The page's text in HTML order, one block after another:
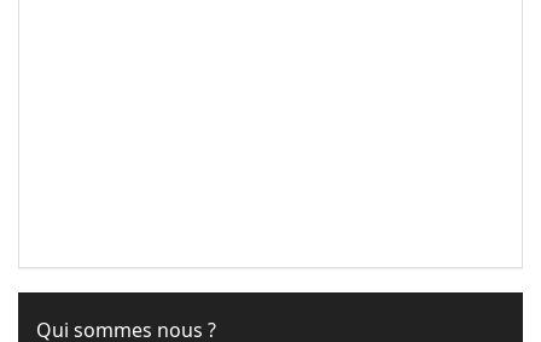
Qui sommes nous ?